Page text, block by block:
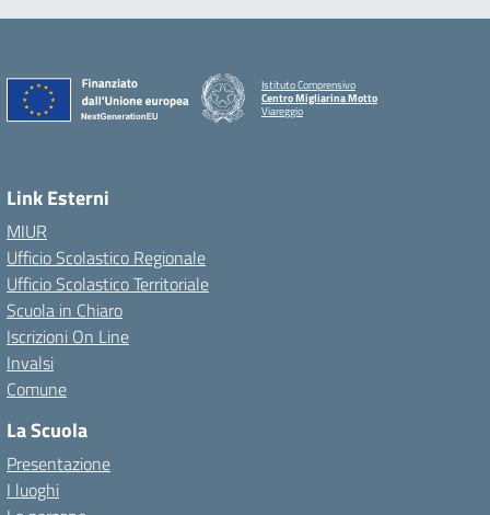
Istituto Comprensivo
Centro Migliarina Motto
Viareggio
Link Esterni
MIUR
Ufficio Scolastico Regionale
Ufficio Scolastico Territoriale
Scuola in Chiaro
Iscrizioni On Line
Invalsi
Comune
La Scuola
Presentazione
I luoghi